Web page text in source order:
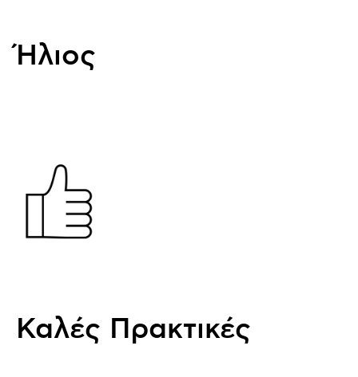
Ήλιος
Καλές Πρακτικές